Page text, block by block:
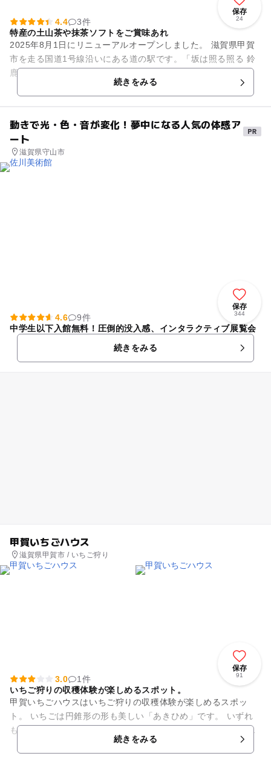
保存
24
4.4
3件
特産の土山茶や抹茶ソフトをご賞味あれ
2025年8月1日にリニューアルオープンしました。 滋賀県甲賀
市を走る国道1号線沿いにある道の駅です。「坂は照る照る 鈴
鹿は曇る あいの土山 雨が降る」の馬子唄で広く知られる東海
続きをみる
動きで光・色・音が変化！夢中になる人気の体感ア
ート
滋賀県守山市
保存
344
4.6
9件
中学生以下入館無料！圧倒的没入感、インタラクティブ展覧会
続きをみる
甲賀いちごハウス
滋賀県甲賀市 / いちご狩り
保存
91
3.0
1件
いちご狩りの収穫体験が楽しめるスポット。
甲賀いちごハウスはいちご狩りの収穫体験が楽しめるスポッ
ト。 いちごは円錐形の形も美しい「あきひめ」です。 いずれ
も予約制となっておりますので、お電話にてお問い合わせくだ
続きをみる